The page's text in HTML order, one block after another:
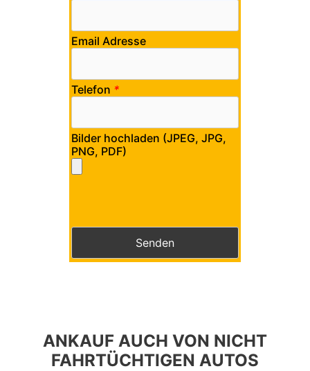
Email Adresse
Telefon *
Bilder hochladen (JPEG, JPG,
PNG, PDF)
Bitte lasse dieses Feld leer.
ANKAUF AUCH VON NICHT
FAHRTÜCHTIGEN AUTOS